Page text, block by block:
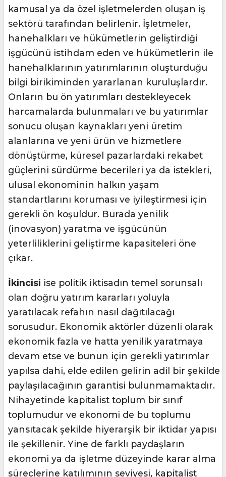
kamusal ya da özel işletmelerden oluşan iş
sektörü tarafından belirlenir. İşletmeler,
hanehalkları ve hükümetlerin geliştirdiği
işgücünü istihdam eden ve hükümetlerin ile
hanehalklarının yatırımlarının oluşturduğu
bilgi birikiminden yararlanan kuruluşlardır.
Onların bu ön yatırımları destekleyecek
harcamalarda bulunmaları ve bu yatırımlar
sonucu oluşan kaynakları yeni üretim
alanlarına ve yeni ürün ve hizmetlere
dönüştürme, küresel pazarlardaki rekabet
güçlerini sürdürme becerileri ya da istekleri,
ulusal ekonominin halkın yaşam
standartlarını koruması ve iyileştirmesi için
gerekli ön koşuldur. Burada yenilik
(inovasyon) yaratma ve işgücünün
yeterliliklerini geliştirme kapasiteleri öne
çıkar.
İkincisi ise politik iktisadın temel sorunsalı
olan doğru yatırım kararları yoluyla
yaratılacak refahın nasıl dağıtılacağı
sorusudur. Ekonomik aktörler düzenli olarak
ekonomik fazla ve hatta yenilik yaratmaya
devam etse ve bunun için gerekli yatırımlar
yapılsa dahi, elde edilen gelirin adil bir şekilde
paylaşılacağının garantisi bulunmamaktadır.
Nihayetinde kapitalist toplum bir sınıf
toplumudur ve ekonomi de bu toplumu
yansıtacak şekilde hiyerarşik bir iktidar yapısı
ile şekillenir. Yine de farklı paydaşların
ekonomi ya da işletme düzeyinde karar alma
süreçlerine katılımının seviyesi, kapitalist